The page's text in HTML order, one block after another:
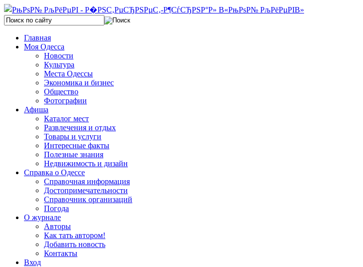
Главная
Моя Одесса
Новости
Культура
Места Одессы
Экономика и бизнес
Общество
Фотографии
Афиша
Каталог мест
Развлечения и отдых
Товары и услуги
Интересные факты
Полезные знания
Недвижимость и дизайн
Справка о Одессе
Справочная информация
Достопримечательности
Справочник организаций
Погода
О журнале
Авторы
Как тать автором!
Добавить новость
Контакты
Вход